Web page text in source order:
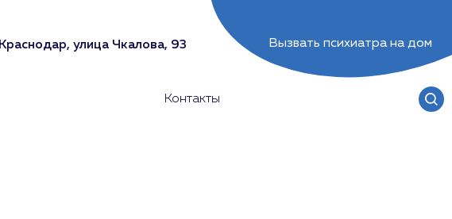
Краснодар, улица Чкалова, 93 Вызвать психиатра на дом
Контакты